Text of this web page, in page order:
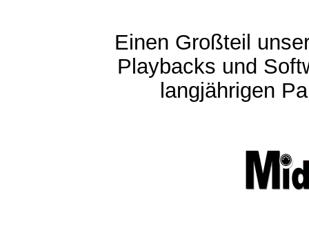
Einen Großteil
Playbacks und
langjährigen